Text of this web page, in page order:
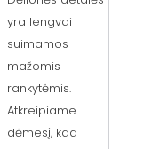
yra lengvai
suimamos
mažomis
rankytėmis.
Atkreipiame
dėmesį, kad